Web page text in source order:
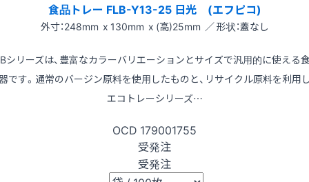
食品トレー FLB-Y13-25 日光 (エフピコ)
外寸：248mm x 130mm x (高)25mm ／ 形状：蓋なし
シリーズは、豊富なカラーバリエーションとサイズで汎用的に使える
です。通常のバージン原料を使用したものと、リサイクル原料を利用
エコトレーシリーズ…
OCD 179001755
受発注
受発注